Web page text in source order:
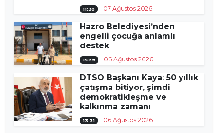
11:30 07 Ağustos 2026
Hazro Belediyesi’nden
engelli çocuğa anlamlı
destek
14:59 06 Ağustos 2026
DTSO Başkanı Kaya: 50 yıllık
çatışma bitiyor, şimdi
demokratikleşme ve
kalkınma zamanı
13:31 06 Ağustos 2026